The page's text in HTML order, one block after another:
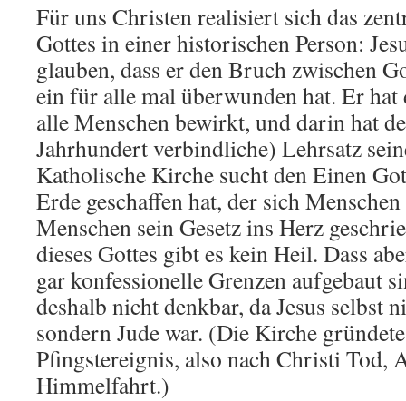
Für uns Christen realisiert sich das
Gottes in einer historischen Person:
glauben, dass er den Bruch zwischen
ein für alle mal überwunden hat. Er
alle Menschen bewirkt, und darin hat
Jahrhundert verbindliche) Lehrsatz
Katholische Kirche sucht den Einen
Erde geschaffen hat, der sich
Menschen sein Gesetz ins Herz
dieses Gottes gibt es kein Heil. Dass
gar konfessionelle Grenzen aufgebaut
deshalb nicht denkbar, da Jesus selbst
sondern Jude war. (Die Kirche
Pfingstereignis, also nach Christi Tod,
Himmelfahrt.)